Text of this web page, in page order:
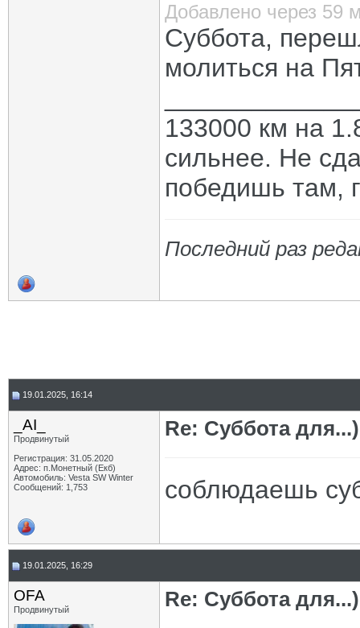
Добавлено через 59
Суббота,
молиться на
133000 км на
сильнее. Не
победишь там,
Последний раз
19.01.2025, 16:14
_AI_
Продвинутый
Регистрация: 31.05.2020
Адрес: п.Монетный (Екб)
Автомобиль: Vesta SW Winter
Сообщений: 1,753
Re: Суббота для...)
соблюдаешь
19.01.2025, 16:29
OFA
Продвинутый Re: Суббота для...)